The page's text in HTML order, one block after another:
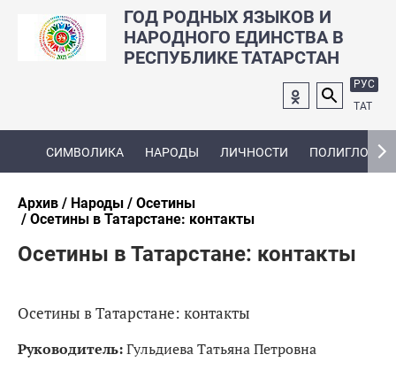
ГОД РОДНЫХ ЯЗЫКОВ И
НАРОДНОГО ЕДИНСТВА В
РЕСПУБЛИКЕ ТАТАРСТАН
РУС
ТАТ
СИМВОЛИКА НАРОДЫ ЛИЧНОСТИ ПОЛИГЛОТ
Архив Народы
Осетины
Осетины в Татарстане: контакты
Осетины в Татарстане: контакты
Осетины в Татарстане: контакты
Руководитель:Гульдиева Татьяна Петровна